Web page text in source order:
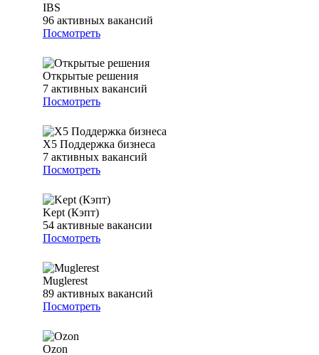
IBS
96 активных вакансий
Посмотреть
Открытые решения
7 активных вакансий
Посмотреть
Х5 Поддержка бизнеса
7 активных вакансий
Посмотреть
Kept (Кэпт)
54 активные вакансии
Посмотреть
Muglerest
89 активных вакансий
Посмотреть
Ozon